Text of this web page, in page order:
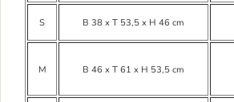
S B 38 x T 53,5 x H 46 cm
M B 46 x T 61 x H 53,5 cm